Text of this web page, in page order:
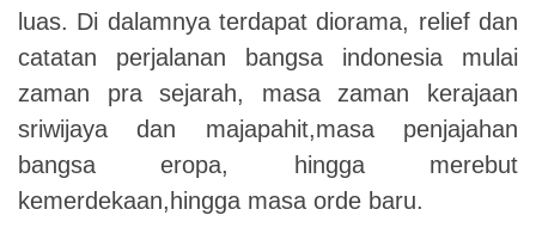
luas. Di dalamnya terdapat diorama, relief dan
catatan perjalanan bangsa indonesia mulai
zaman pra sejarah, masa zaman kerajaan
sriwijaya dan majapahit,masa penjajahan
bangsa eropa, hingga merebut
kemerdekaan,hingga masa orde baru.